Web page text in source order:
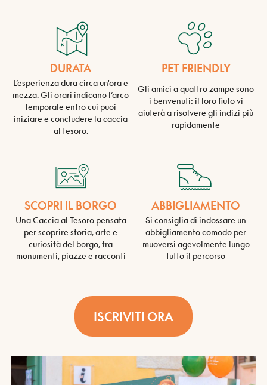
DURATA PET FRIENDLY
L’esperienza dura circa un'ora e
mezza. Gli orari indicano l’arco
temporale entro cui puoi
iniziare e concludere la caccia
al tesoro.
Gli amici a quattro zampe sono
i benvenuti: il loro fiuto vi
aiuterà a risolvere gli indizi più
rapidamente
SCOPRI IL BORGO ABBIGLIAMENTO
Una Caccia al Tesoro pensata
per scoprire storia, arte e
curiosità del borgo, tra
monumenti, piazze e racconti
Si consiglia di indossare un
abbigliamento comodo per
muoversi agevolmente lungo
tutto il percorso
ISCRIVITI ORA